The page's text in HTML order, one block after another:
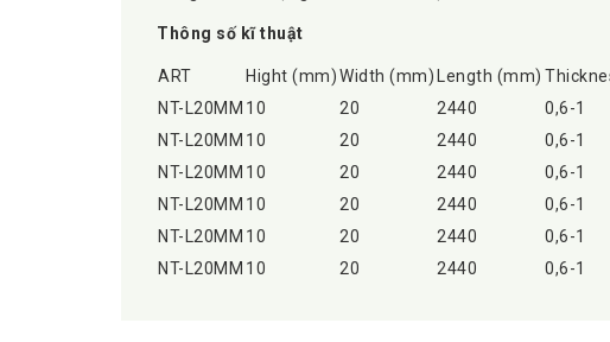
Thông số kĩ thuật
ART Hight (mm)Width (mm) Length (mm)
NT-L20MM 10 20 2440 0,6-1
NT-L20MM 10 20 2440 0,6-1
NT-L20MM 10 20 2440 0,6-1
NT-L20MM 10 20 2440 0,6-1
NT-L20MM 10 20 2440 0,6-1
NT-L20MM 10 20 2440 0,6-1